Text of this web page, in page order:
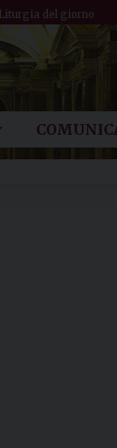
Liturgia del giorno